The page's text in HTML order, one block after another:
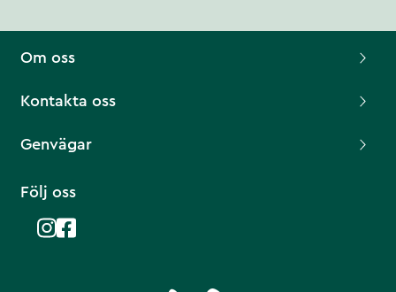
Om oss
Kontakta oss
Genvägar
Följ oss